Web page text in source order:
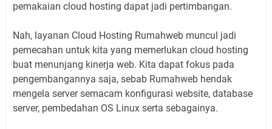
pemakaian cloud hosting dapat jadi pertimbangan.
Nah, layanan Cloud Hosting Rumahweb muncul jadi
pemecahan untuk kita yang memerlukan cloud hosting
buat menunjang kinerja web. Kita dapat fokus pada
pengembangannya saja, sebab Rumahweb hendak
mengela server semacam konfigurasi website, database
server, pembedahan OS Linux serta sebagainya.